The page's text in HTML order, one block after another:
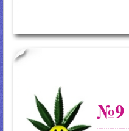
№9